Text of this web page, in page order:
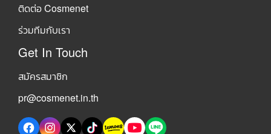
ติดต่อ Cosmenet
ร่วมทีมกับเรา
Get In Touch
สมัครสมาชิก
pr@cosmenet.in.th